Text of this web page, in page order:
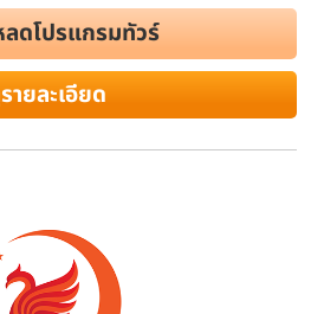
ลดโปรแกรมทัวร์
ายละเอียด